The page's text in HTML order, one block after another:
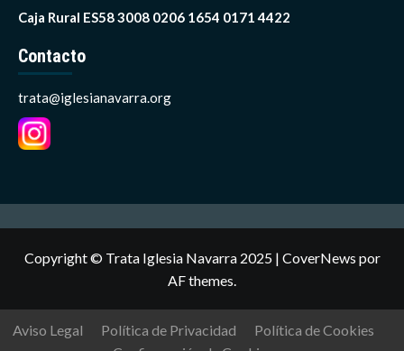
Caja Rural ES58 3008 0206 1654 0171 4422
Contacto
trata@iglesianavarra.org
Copyright © Trata Iglesia Navarra 2025 | CoverNews por
AF themes.
Aviso Legal Política de Privacidad
Política de Cookies